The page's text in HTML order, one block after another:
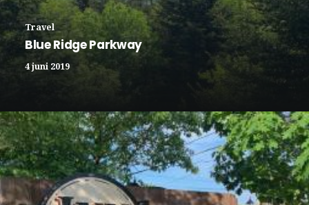
Travel
Blue Ridge Parkway
4 juni 2019